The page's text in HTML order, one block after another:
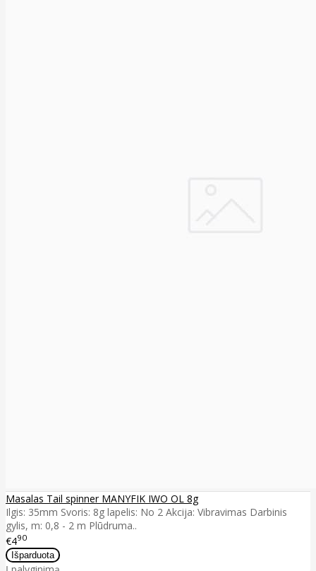
Masalas Tail spinner MANYFIK IWO OL 8g
Ilgis: 35mm Svoris: 8g lapelis: No 2 Akcija: Vibravimas Darbinis
gylis, m: 0,8 - 2 m Plūdruma..
€490